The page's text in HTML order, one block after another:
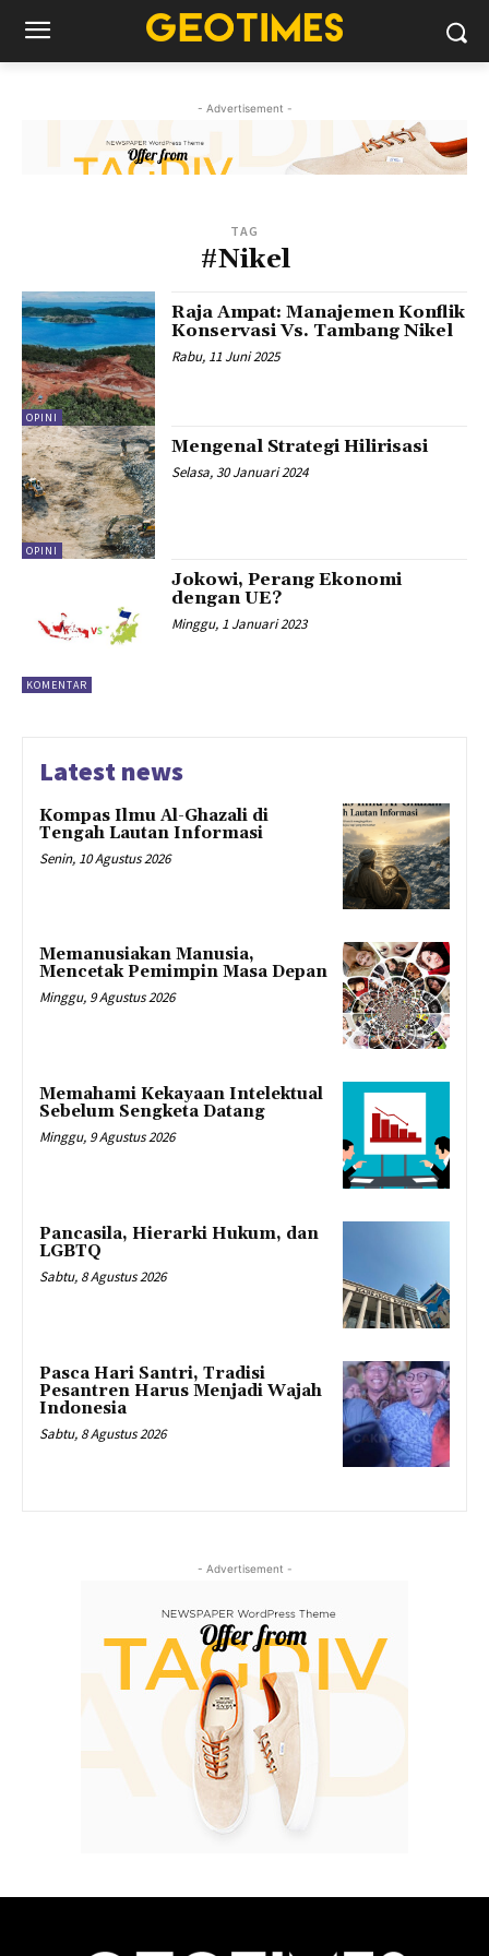
- Advertisement -
TAG
#Nikel
OPINI
Raja Ampat: Manajemen Konflik
Konservasi Vs. Tambang Nikel
Rabu, 11 Juni 2025
OPINI
Mengenal Strategi Hilirisasi
Selasa, 30 Januari 2024
KOMENTAR
Jokowi, Perang Ekonomi
dengan UE?
Minggu, 1 Januari 2023
Latest news
Kompas Ilmu Al-Ghazali di
Tengah Lautan Informasi
Senin, 10 Agustus 2026
Memanusiakan Manusia,
Mencetak Pemimpin Masa Depan
Minggu, 9 Agustus 2026
Memahami Kekayaan Intelektual
Sebelum Sengketa Datang
Minggu, 9 Agustus 2026
Pancasila, Hierarki Hukum, dan
LGBTQ
Sabtu, 8 Agustus 2026
Pasca Hari Santri, Tradisi
Pesantren Harus Menjadi Wajah
Indonesia
Sabtu, 8 Agustus 2026
- Advertisement -